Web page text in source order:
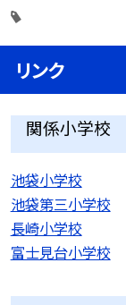
リンク
関係小学校
池袋小学校
池袋第三小学校
長崎小学校
富士見台小学校